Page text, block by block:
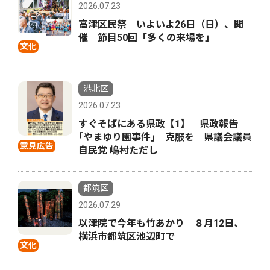
文化
2026.07.23
高津区民祭 いよいよ26日（日）、開
催 節目50回「多くの来場を」
意見広告
港北区
2026.07.23
すぐそばにある県政【1】 県政報告
｢やまゆり園事件｣ 克服を 県議会議員
自民党 嶋村ただし
文化
都筑区
2026.07.29
以津院で今年も竹あかり ８月12日、
横浜市都筑区池辺町で